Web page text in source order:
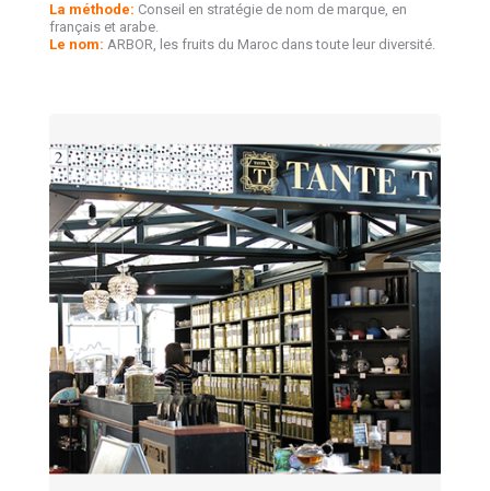
La méthode: Conseil en stratégie de nom de marque, en
français et arabe.
Le nom: ARBOR, les fruits du Maroc dans toute leur diversité.